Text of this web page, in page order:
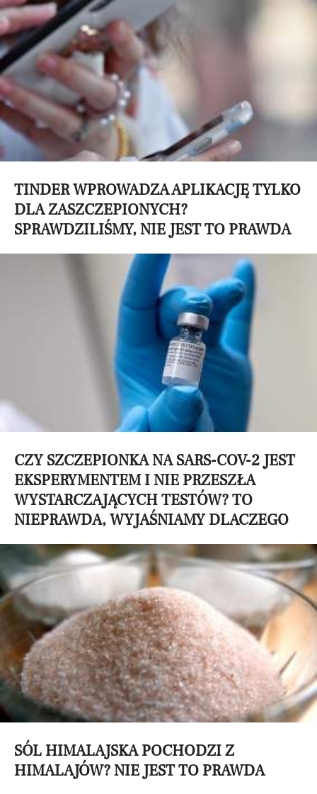
TINDER WPROWADZA APLIKACJĘ TYLKO
DLA ZASZCZEPIONYCH?
SPRAWDZILIŚMY, NIE JEST TO PRAWDA
CZY SZCZEPIONKA NA SARS-COV-2 JEST
EKSPERYMENTEM I NIE PRZESZŁA
WYSTARCZAJĄCYCH TESTÓW? TO
NIEPRAWDA, WYJAŚNIAMY DLACZEGO
SÓL HIMALAJSKA POCHODZI Z
HIMALAJÓW? NIE JEST TO PRAWDA